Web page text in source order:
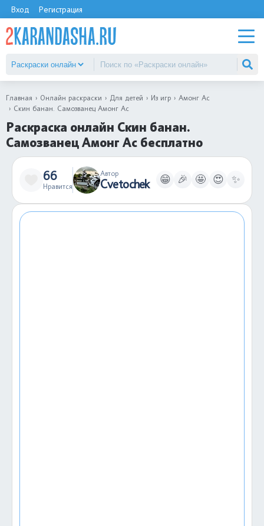
Вход Регистрация
Главная Онлайн раскраски Для детей Из игр
Амонг Ас
Скин банан. Самозванец Амонг Ас
Раскраска онлайн Скин банан.
Самозванец Амонг Ас бесплатно
66
Нравится
Автор
Cvetochek 😁 🎉 🤩 😍 ✨